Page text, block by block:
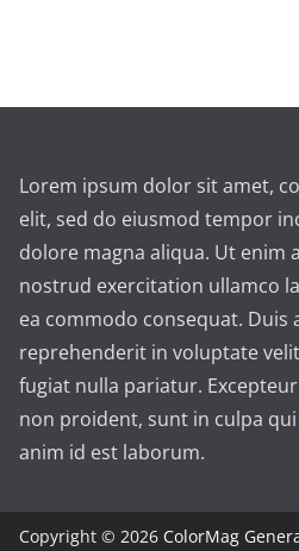
Lorem ipsum dolor sit amet,
elit, sed do eiusmod tempor
dolore magna aliqua. Ut enim
nostrud exercitation ullamco
ea commodo consequat.
reprehenderit in voluptate
fugiat nulla pariatur.
non proident, sunt in culpa
anim id est laborum.
Copyright © 2026 ColorMag